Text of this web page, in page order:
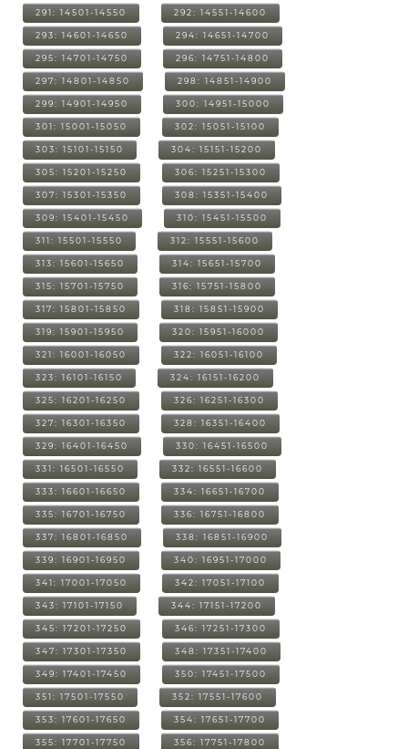
291: 14501-14550 292: 14551-14600
293: 14601-14650 294: 14651-14700
295: 14701-14750 296: 14751-14800
297: 14801-14850 298: 14851-14900
299: 14901-14950 300: 14951-15000
301: 15001-15050 302: 15051-15100
303: 15101-15150 304: 15151-15200
305: 15201-15250 306: 15251-15300
307: 15301-15350 308: 15351-15400
309: 15401-15450 310: 15451-15500
311: 15501-15550 312: 15551-15600
313: 15601-15650 314: 15651-15700
315: 15701-15750 316: 15751-15800
317: 15801-15850 318: 15851-15900
319: 15901-15950 320: 15951-16000
321: 16001-16050 322: 16051-16100
323: 16101-16150 324: 16151-16200
325: 16201-16250 326: 16251-16300
327: 16301-16350 328: 16351-16400
329: 16401-16450 330: 16451-16500
331: 16501-16550 332: 16551-16600
333: 16601-16650 334: 16651-16700
335: 16701-16750 336: 16751-16800
337: 16801-16850 338: 16851-16900
339: 16901-16950 340: 16951-17000
341: 17001-17050 342: 17051-17100
343: 17101-17150 344: 17151-17200
345: 17201-17250 346: 17251-17300
347: 17301-17350 348: 17351-17400
349: 17401-17450 350: 17451-17500
351: 17501-17550 352: 17551-17600
353: 17601-17650 354: 17651-17700
355: 17701-17750 356: 17751-17800